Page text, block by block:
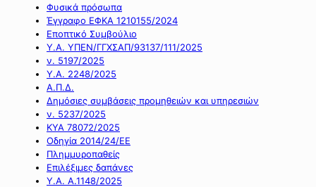
Φυσικά πρόσωπα
Έγγραφο ΕΦΚΑ 1210155/2024
Εποπτικό Συμβούλιο
Υ.Α. ΥΠΕΝ/ΓΓΧΣΑΠ/93137/111/2025
ν. 5197/2025
Υ.Α. 2248/2025
Α.Π.Δ.
Δημόσιες συμβάσεις προμηθειών και υπηρεσιών
ν. 5237/2025
ΚΥΑ 78072/2025
Οδηγία 2014/24/ΕΕ
Πλημμυροπαθείς
Επιλέξιμες δαπάνες
Υ.Α. Α.1148/2025